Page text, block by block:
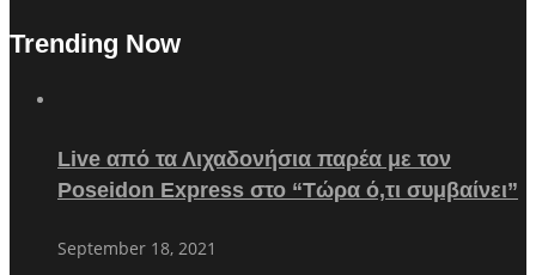
Trending Now
Live από τα Λιχαδονήσια παρέα με τον
Poseidon Express στο “Τώρα ό,τι συμβαίνει”
September 18, 2021